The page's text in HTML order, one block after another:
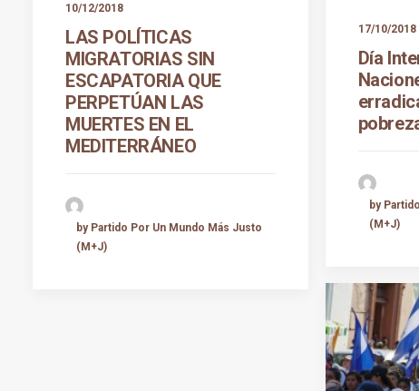
10/12/2018
LAS POLÍTICAS
MIGRATORIAS SIN
ESCAPATORIA QUE
PERPETÚAN LAS
MUERTES EN EL
MEDITERRÁNEO
by Partido Por Un Mundo Más Justo
(M+J)
17/10/2018
Día
by
(M+J)